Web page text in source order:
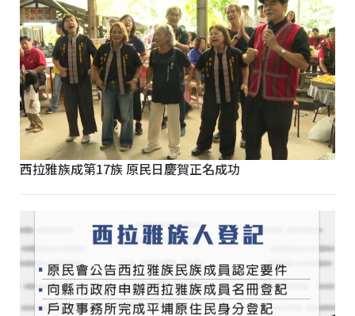
西拉雅族成第17族 原民日慶賀正名成功